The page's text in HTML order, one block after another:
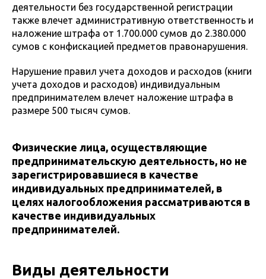
деятельности без государственной регистрации
также влечет административную ответственность и
наложение штрафа от 1.700.000 сумов до 2.380.000
сумов с конфискацией предметов правонарушения.
Нарушение правил учета доходов и расходов (книги
учета доходов и расходов) индивидуальным
предпринимателем влечет наложение штрафа в
размере 500 тысяч сумов.
Физические лица, осуществляющие
предпринимательскую деятельность, но не
зарегистрировавшиеся в качестве
индивидуальных предпринимателей, в
целях налогообложения рассматриваются в
качестве индивидуальных
предпринимателей.
Виды деятельности